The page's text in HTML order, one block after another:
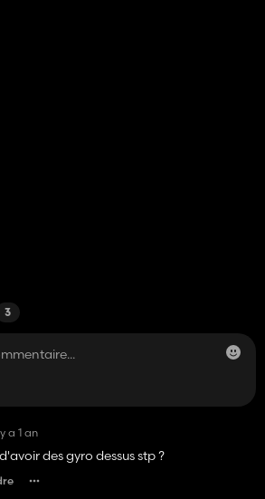
3
a 1 an
des gyro dessus stp ?